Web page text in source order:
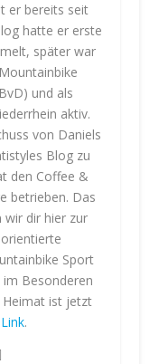
er bereits seit
hatte er erste
später war
und als
aktiv.
von Daniels
Blog zu
den Coffee &
betrieben. Das
wir dir hier zur
Sport
Besonderen
Heimat ist jetzt
Link.